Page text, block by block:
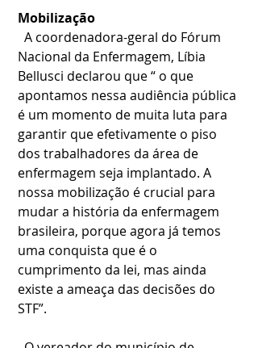
Mobilização
Nacional da Enfermagem, Líbia
Bellusci declarou que “ o que
apontamos nessa audiência pública
é um momento de muita luta para
garantir que efetivamente o piso
dos trabalhadores da área de
enfermagem seja implantado. A
nossa mobilização é crucial para
mudar a história da enfermagem
brasileira, porque agora já temos
uma conquista que é o
cumprimento da lei, mas ainda
existe a ameaça das decisões do
STF”.